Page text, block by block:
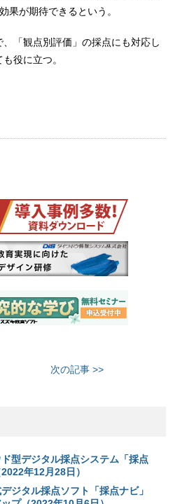
果が期待できるという。
「観点別評価」の採点にも対応し
役に立つ。
次の記事 >>
型デジタル採点システム「採点
年12月28日）
ジタル採点ソフト「採点ナビ」